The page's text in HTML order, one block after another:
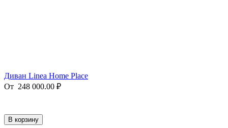
Диван Linea Home Place
От 248 000.00 ₽
В корзину